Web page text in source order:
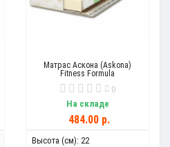
Матрас Аскона (Askona)
Fitness Formula
0
На складе
484.00 р.
Высота (см): 22